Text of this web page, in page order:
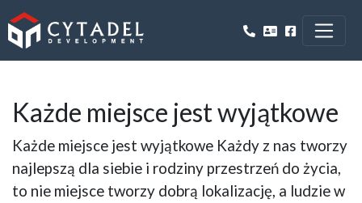
Każde miejsce jest wyjątkowe
Każde miejsce jest wyjątkowe Każdy z nas tworzy
najlepszą dla siebie i rodziny przestrzeń do życia,
to nie miejsce tworzy dobrą lokalizację, a ludzie w